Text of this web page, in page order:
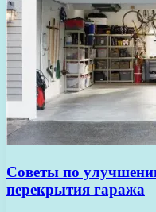
Советы по
перекрытия гаража